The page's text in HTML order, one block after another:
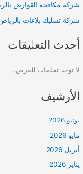
شركة مكافحة القوارض
شركة تسليك بلاعات بالرياض
أحدث التعليقات
لا توجد تعليقات للعرض.
الأرشيف
يونيو 2026
مايو 2026
أبريل 2026
يناير 2026